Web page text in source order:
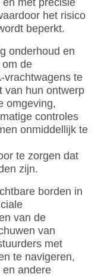
met precisie
het risico
beperkt.
onderhoud en
de
vrachtwagens te
van hun ontwerp
omgeving,
controles
onmiddellijk te
te zorgen dat
zijn.
borden in
van de
van
met
te navigeren,
andere